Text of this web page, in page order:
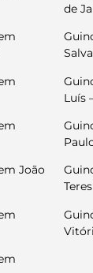
João
de
Luís